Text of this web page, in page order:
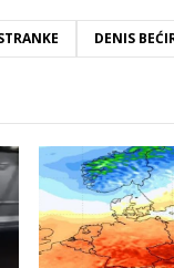
DENIS